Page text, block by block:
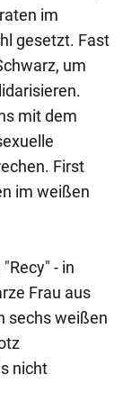
im
gesetzt. Fast
um
mit dem
First
im weißen
- in
Frau aus
sechs weißen
nicht